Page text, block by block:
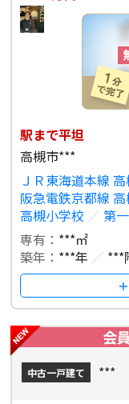
駅まで平坦
高槻市***
ＪＲ東海道本線
阪急電鉄京都線
高槻小学校 ／ 第
専有： ***㎡
築年： ***年 ／ ***
会
中古一戸建て ***